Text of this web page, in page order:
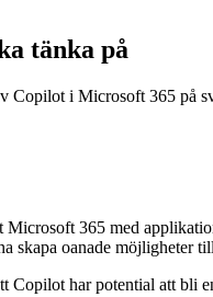
tänka på
i Microsoft 365 på
Microsoft 365 med
skapa oanade möjligheter
har potential att bli